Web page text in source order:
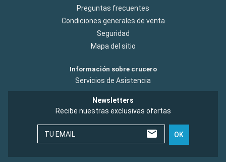
Preguntas frecuentes
Condiciones generales de venta
Seguridad
Mapa del sitio
Información sobre crucero
Servicios de Asistencia
Newsletters
Recibe nuestras exclusivas ofertas
TU EMAIL OK